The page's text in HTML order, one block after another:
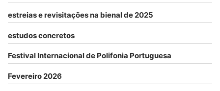
estreias e revisitações na bienal de 2025
estudos concretos
Festival Internacional de Polifonia Portuguesa
Fevereiro 2026